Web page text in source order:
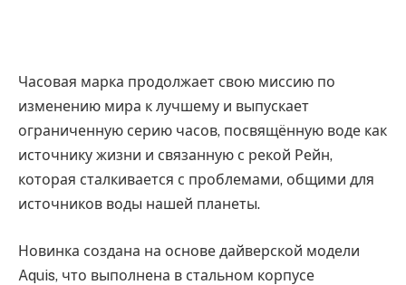
Часовая марка продолжает свою миссию по
изменению мира к лучшему и выпускает
ограниченную серию часов, посвящённую воде как
источнику жизни и связанную с рекой Рейн,
которая сталкивается с проблемами, общими для
источников воды нашей планеты.
Новинка создана на основе дайверской модели
Aquis, что выполнена в стальном корпусе